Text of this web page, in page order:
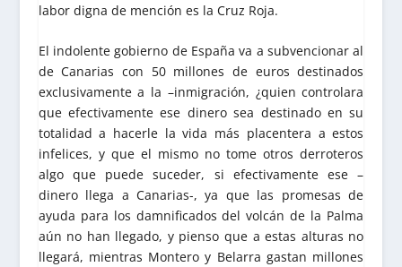
labor digna de mención es la Cruz Roja.
El indolente gobierno de España va a subvencionar al
de Canarias con 50 millones de euros destinados
exclusivamente a la –inmigración, ¿quien controlara
que efectivamente ese dinero sea destinado en su
totalidad a hacerle la vida más placentera a estos
infelices, y que el mismo no tome otros derroteros
algo que puede suceder, si efectivamente ese –
dinero llega a Canarias-, ya que las promesas de
ayuda para los damnificados del volcán de la Palma
aún no han llegado, y pienso que a estas alturas no
llegará, mientras Montero y Belarra gastan millones